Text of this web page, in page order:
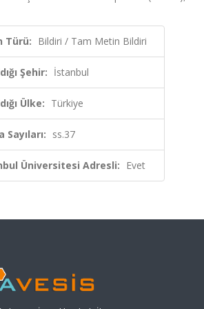
Türü: Bildiri / Tam Metin Bildiri
Şehir: İstanbul
Ülke: Türkiye
Sayıları: ss.37
Üniversitesi Adresli: Evet